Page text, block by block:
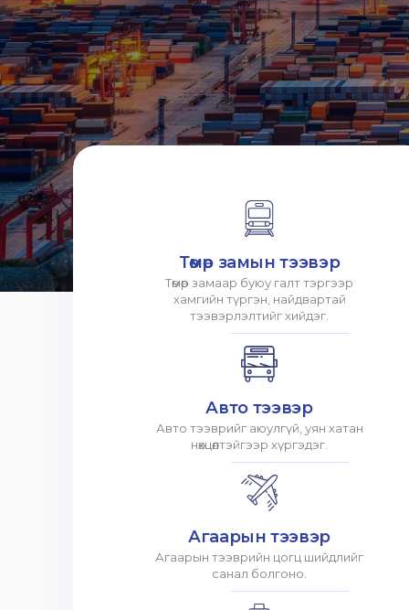
Төмөр замын тээвэр
Төмөр замаар буюу галт тэргээр
хамгийн түргэн, найдвартай
тээвэрлэлтийг хийдэг.
Авто тээвэр
Авто тээврийг аюулгүй, уян хатан
нөхцөлтэйгээр хүргэдэг.
Агаарын тээвэр
Агаарын тээврийн цогц шийдлийг
санал болгоно.